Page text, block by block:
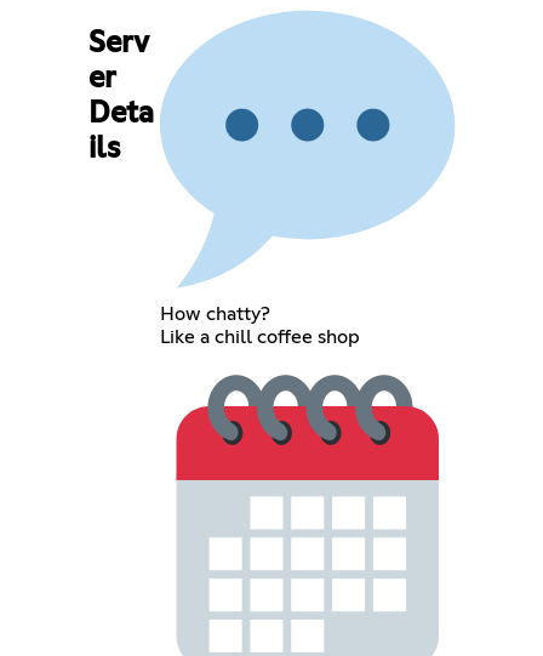
Serv
er
Deta
ils
How chatty?
Like a chill coffee shop